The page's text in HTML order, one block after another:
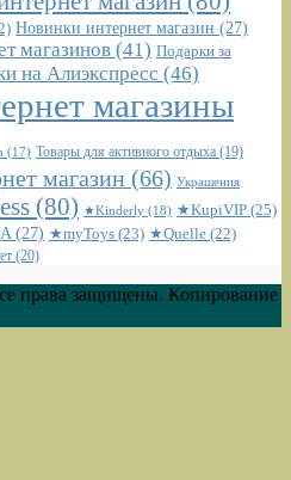
Новинки интернет магазин (27)
магазинов (41) Подарки за
на Алиэкспресс (46)
магазины
(17) Товары для активного отдыха (19)
магазин (66) Украшения
(80) ★Kinderly (18) ★KupiVIP (25)
(27) ★myToys (23) ★Quelle (22)
(20)
права защищены. Копирование